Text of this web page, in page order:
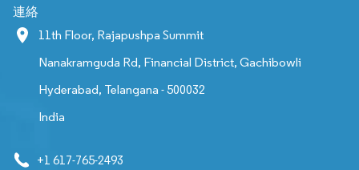
連絡
11th Floor, Rajapushpa Summit
Nanakramguda Rd, Financial District, Gachibowli
Hyderabad, Telangana - 500032
India
+1 617-765-2493